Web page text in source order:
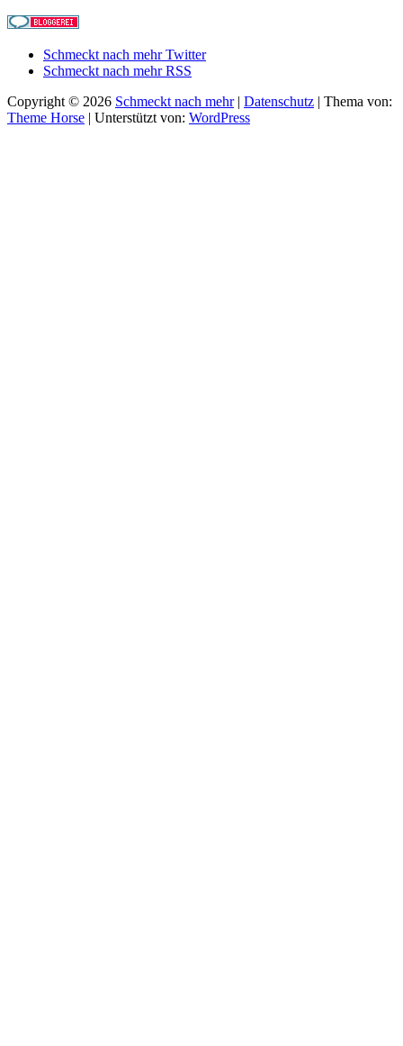
Schmeckt nach mehr Twitter
Schmeckt nach mehr RSS
Copyright © 2026 Schmeckt nach mehr| Datenschutz | Thema von:
Theme Horse | Unterstützt von: WordPress